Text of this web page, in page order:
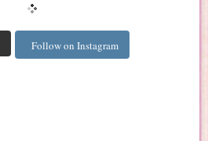
Follow on Instagram